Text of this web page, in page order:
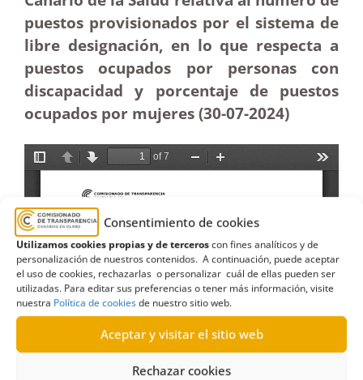
Consentimiento de cookies
Utilizamos cookies propias y de terceroscon fines analíticos y de
personalización de nuestros contenidos. A continuación, puede aceptar
el uso de cookies, rechazarlas o personalizar cuál de ellas pueden ser
utilizadas. Para editar sus preferencias o tener más información, visite
nuestra Política de cookiesde nuestro sitio web.
Aceptar y visitar el sitio web
Rechazar cookies
puestos provisionados por el sistema de
libre designación, en lo que respecta a
puestos ocupados por personas con
discapacidad y porcentaje de puestos
ocupados por mujeres (30-07-2024)